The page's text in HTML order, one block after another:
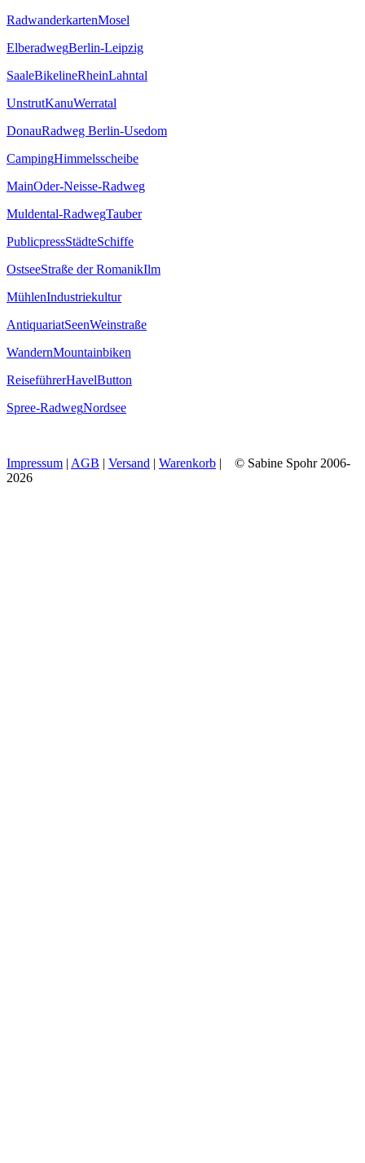
RadwanderkartenMosel
ElberadwegBerlin-Leipzig
SaaleBikelineRheinLahntal
UnstrutKanuWerratal
DonauRadweg Berlin-Usedom
CampingHimmelsscheibe
MainOder-Neisse-Radweg
Muldental-RadwegTauber
PublicpressStädteSchiffe
OstseeStraße der RomanikIlm
MühlenIndustriekultur
AntiquariatSeenWeinstraße
WandernMountainbiken
ReiseführerHavelButton
Spree-RadwegNordsee
Impressum | AGB | Versand | Warenkorb | © Sabine Spohr 2006-
2026